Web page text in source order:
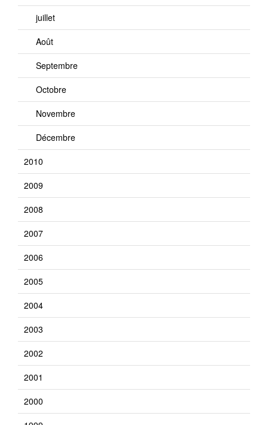
juillet
Août
Septembre
Octobre
Novembre
Décembre
2010
2009
2008
2007
2006
2005
2004
2003
2002
2001
2000